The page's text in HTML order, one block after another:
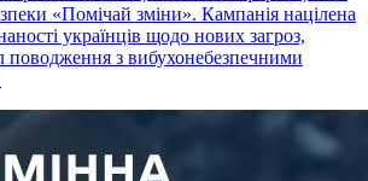
«Помічай зміни». Кампанія націлена
українців щодо нових загроз,
поводження з вибухонебезпечними